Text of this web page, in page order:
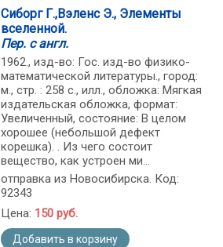
Сиборг Г.,Вэленс Э., Элементы
вселенной.
Пер. с англ.
1962., изд-во: Гос. изд-во физико-
математической литературы., город:
м., стр. : 258 с., илл., обложка: Мягкая
издательская обложка, формат:
Увеличенный, состояние: В целом
хорошее (небольшой дефект
корешка). . Из чего состоит
вещество, как устроен ми...
отправка из Новосибирска. Код:
92343
Цена: 150 руб.
Добавить в корзину